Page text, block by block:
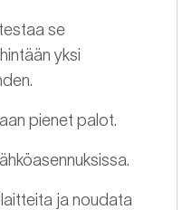
se
yksi
pienet palot.
ja noudata